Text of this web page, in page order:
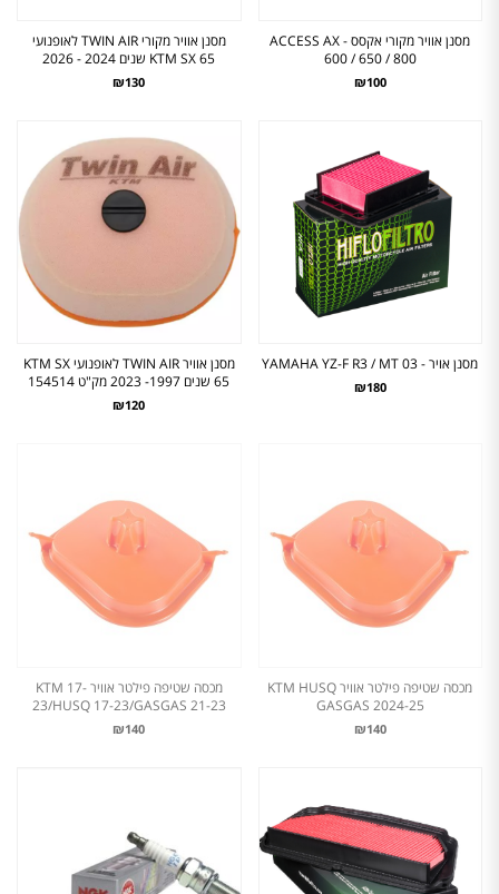
מסנן אוויר מקורי אקסס - ACCESS AX
600 / 650 / 800
₪100
מסנן אוויר מקורי TWIN AIR לאופנועי
KTM SX 65 שנים 2024 - 2026
₪130
מסנן אויר - YAMAHA YZ-F R3 / MT 03
₪180
מסנן אוויר TWIN AIR לאופנועי KTM SX
65 שנים 1997- 2023 מק"ט 154514
₪120
מכסה שטיפה פילטר אוויר KTM HUSQ
GASGAS 2024-25
₪140
מכסה שטיפה פילטר אוויר KTM 17-
23/HUSQ 17-23/GASGAS 21-23
₪140